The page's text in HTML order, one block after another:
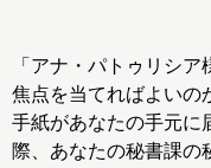
「アナ・パトゥリシ
焦点を当てればよいの
手紙があなたの手元に
際、あなたの秘書課の